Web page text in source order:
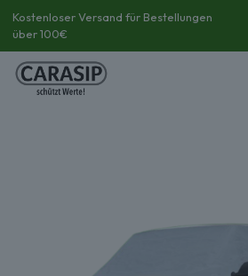
Kostenloser Versand für Bestellungen
über 100€